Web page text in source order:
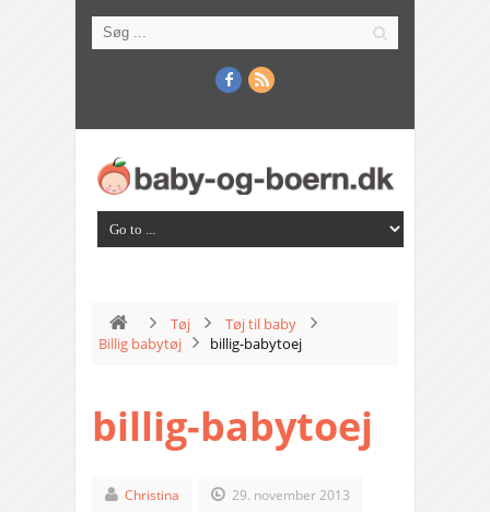
Tøj
Tøj til baby
Billig babytøj
billig-babytoej
billig-babytoej
Christina 29. november 2013